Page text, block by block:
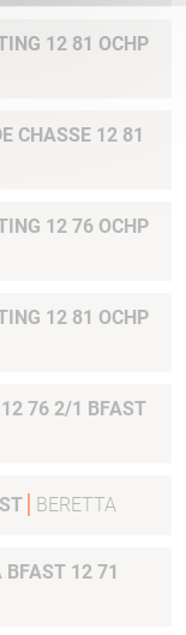
12 81 OCHP
12 76 OCHP
12 81 OCHP
SUP DT11EELL FLOREAL TRAP 12 76 2/1 BFAST
BERETTA